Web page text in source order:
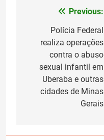
Navegação
Post
Previous:
Polícia Federal
realiza operações
contra o abuso
sexual infantil em
Uberaba e outras
cidades de Minas
Gerais